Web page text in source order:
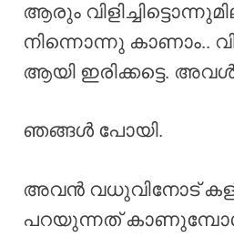
ആരും
നിന്നൊന്നു കാണാം..
ആയി ഇരിക്കട്ടെ.
ഞങ്ങൾ പോയി.
അവൻ വധുവിനോട്
പറയുന്നത്